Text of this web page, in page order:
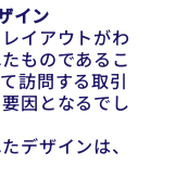
イン
イアウトがわ
ものであるこ
訪問する取引
因となるでし
デザインは、